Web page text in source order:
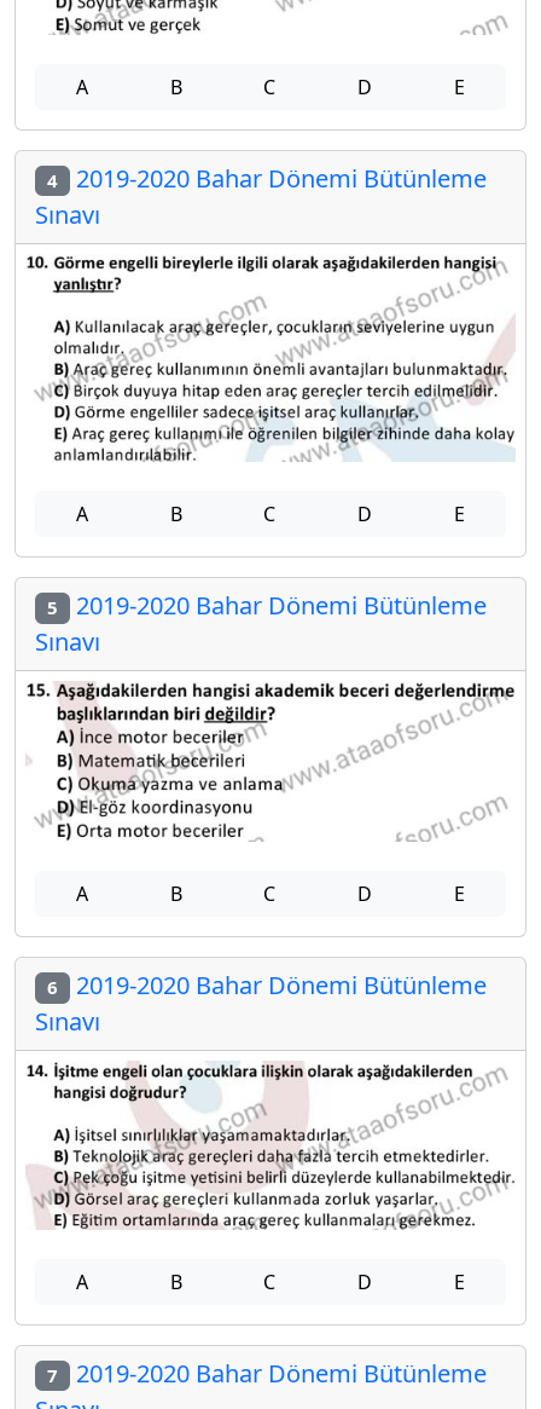
A B C D E
4 2019-2020 Bahar Dönemi Bütünleme
Sınavı
A B C D E
5 2019-2020 Bahar Dönemi Bütünleme
Sınavı
A B C D E
6 2019-2020 Bahar Dönemi Bütünleme
Sınavı
A B C D E
7 2019-2020 Bahar Dönemi Bütünleme